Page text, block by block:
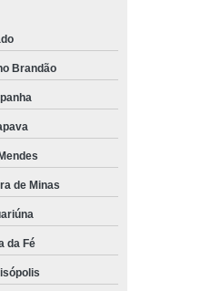
de Carro
Belo Horizonte
Frota
Brandão
de Minas
da Fé